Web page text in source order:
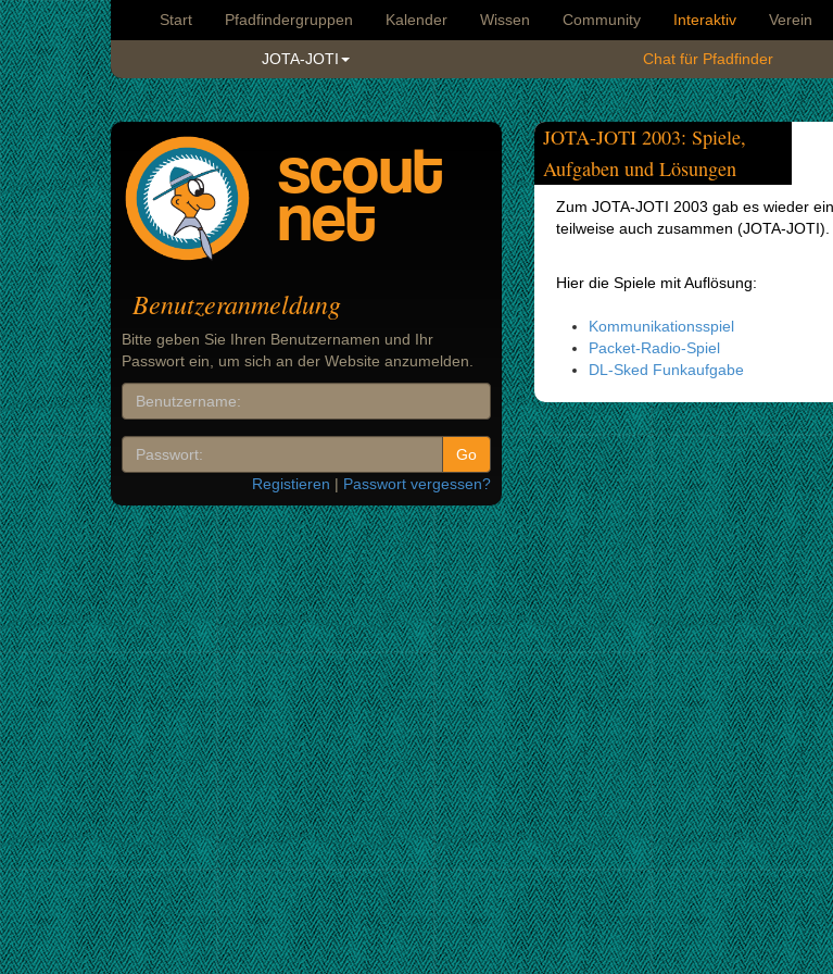
Start Pfadfindergruppen Kalender Wissen Community Interaktiv Verein
JOTA-JOTI Chat für Pfadfinder
scout
net
Benutzeranmeldung
Bitte geben Sie Ihren Benutzernamen und Ihr
Passwort ein, um sich an der Website anzumelden.
Registieren | Passwort vergessen?
JOTA-JOTI 2003: Spiele,
Aufgaben und Lösungen
Zum JOTA-JOTI 2003 gab es wieder
teilweise auch zusammen (JOTA-JOTI).
Hier die Spiele mit Auflösung:
Kommunikationsspiel
Packet-Radio-Spiel
DL-Sked Funkaufgabe